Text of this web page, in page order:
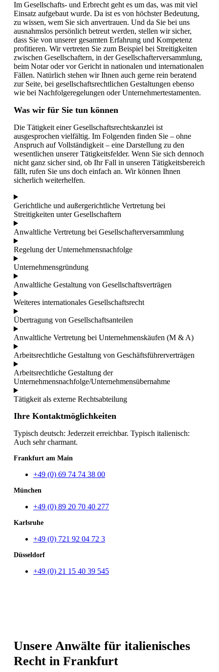
Im Gesellschafts- und Erbrecht geht es um das, was mit viel
Einsatz aufgebaut wurde. Da ist es von höchster Bedeutung,
zu wissen, wem Sie sich anvertrauen. Und da Sie bei uns
ausnahmslos persönlich betreut werden, stellen wir sicher,
dass Sie von unserer gesamten Erfahrung und Kompetenz
profitieren. Wir vertreten Sie zum Beispiel bei Streitigkeiten
zwischen Gesellschaftern, in der Gesellschafterversammlung,
beim Notar oder vor Gericht in nationalen und internationalen
Fällen. Natürlich stehen wir Ihnen auch gerne rein beratend
zur Seite, bei gesellschaftsrechtlichen Gestaltungen ebenso
wie bei Nachfolgeregelungen oder Unternehmertestamenten.
Was wir für Sie tun können
Die Tätigkeit einer Gesellschaftsrechtskanzlei ist
ausgesprochen vielfältig. Im Folgenden finden Sie – ohne
Anspruch auf Vollständigkeit – eine Darstellung zu den
wesentlichen unserer Tätigkeitsfelder. Wenn Sie sich dennoch
nicht ganz sicher sind, ob Ihr Fall in unseren Tätigkeitsbereich
fällt, rufen Sie uns doch einfach an. Wir können Ihnen
sicherlich weiterhelfen.
Gerichtliche und außergerichtliche Vertretung bei
Streitigkeiten unter Gesellschaftern
Anwaltliche Vertretung bei Gesellschafterversammlung
Regelung der Unternehmensnachfolge
Unternehmensgründung
Anwaltliche Gestaltung von Gesellschaftsverträgen
Weiteres internationales Gesellschaftsrecht
Übertragung von Gesellschaftsanteilen
Anwaltliche Vertretung bei Unternehmenskäufen (M & A)
Arbeitsrechtliche Gestaltung von Geschäftsführerverträgen
Arbeitsrechtliche Gestaltung der
Unternehmensnachfolge/Unternehmensübernahme
Tätigkeit als externe Rechtsabteilung
Ihre Kontaktmöglichkeiten
Typisch deutsch: Jederzeit erreichbar. Typisch italienisch:
Auch sehr charmant.
Frankfurt am Main
+49 (0) 69 74 74 38 00
München
+49 (0) 89 20 70 40 277
Karlsruhe
+49 (0) 721 92 04 72 3
Düsseldorf
+49 (0) 21 15 40 39 545
Unsere Anwälte für italienisches
Recht in Frankfurt